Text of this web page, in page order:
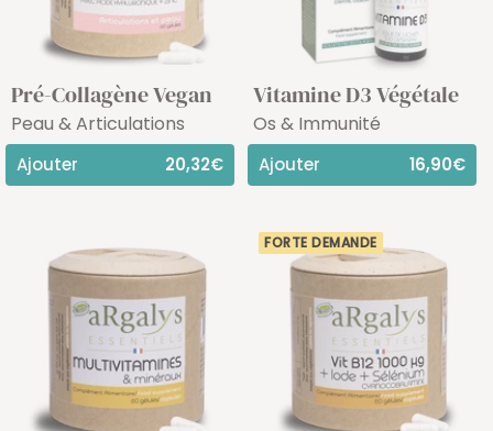
Pré-Collagène Vegan
Peau & Articulations
Ajouter 20,32€
Vitamine D3 Végétale
Os & Immunité
Ajouter 16,90€
FORTE DEMANDE